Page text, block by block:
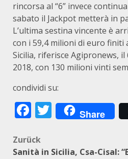
rincorsa al “6” invece
sabato il Jackpot metterà in
L’ultima sestina vincente è
con i 59,4 milioni di euro finiti
Sicilia, riferisce Agipronews,
2018, con 130 milioni vinti
condividi su:
Facebook
Twitter
Share
Zurück
Sanità in Sicilia, Csa-Cisal: